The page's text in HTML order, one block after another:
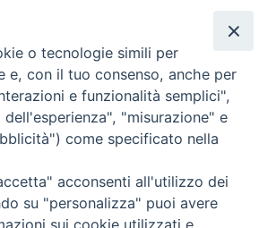
- 52100 Arezzo
o tecnologie simili per
e, con il tuo consenso, anche per
e funzionalità semplici",
"misurazione" e
come specificato nella
acconsenti all'utilizzo dei
su "personalizza" puoi avere